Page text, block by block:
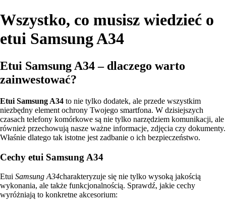
Wszystko, co musisz wiedzieć o
etui Samsung A34
Etui Samsung A34 – dlaczego warto
zainwestować?
Etui Samsung A34 to nie tylko dodatek, ale przede wszystkim
niezbędny element ochrony Twojego smartfona. W dzisiejszych
czasach telefony komórkowe są nie tylko narzędziem komunikacji, ale
również przechowują nasze ważne informacje, zdjęcia czy dokumenty.
Właśnie dlatego tak istotne jest zadbanie o ich bezpieczeństwo.
Cechy etui Samsung A34
Etui Samsung A34charakteryzuje się nie tylko wysoką jakością
wykonania, ale także funkcjonalnością. Sprawdź, jakie cechy
wyróżniają to konkretne akcesorium: